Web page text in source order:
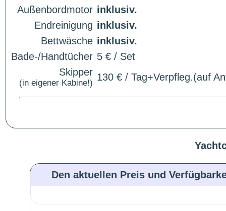
Außenbordmotor inklusiv.
Endreinigung inklusiv.
Bettwäsche inklusiv.
Bade-/Handtücher 5 € / Set
Skipper
(in eigener Kabine!)
130 € / Tag+Verpfleg.(auf
Den aktuellen Preis und